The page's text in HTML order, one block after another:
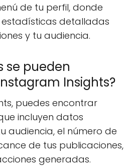
de tu perfil, donde
detalladas
y tu audiencia.
se pueden
Insights?
puedes encontrar
incluyen datos
audiencia, el número de
de tus publicaciones,
generadas.